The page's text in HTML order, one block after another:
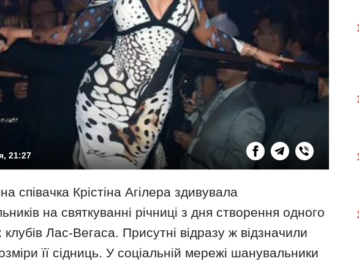
21:27
співачка Крістіна Агілера здивувала
на святкуванні річниці з дня створення одного
клубів Лас-Вегаса. Присутні відразу ж відзначили
її сідниць. У соціальній мережі шанувальники